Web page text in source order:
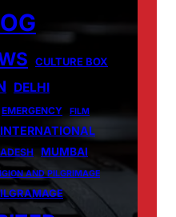
CULTURE BOX
DELHI
EMERGENCY FILM
INTERNATIONAL
MUMBAI
AND PILGRIMAGE